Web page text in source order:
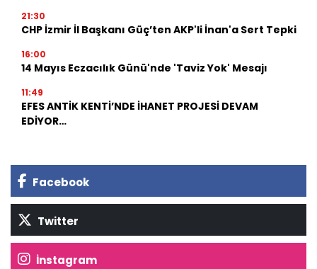
21:30
CHP İzmir İl Başkanı Güç’ten AKP'li İnan'a Sert Tepki
16:00
14 Mayıs Eczacılık Günü'nde 'Taviz Yok' Mesajı
11:49
EFES ANTİK KENTİ’NDE İHANET PROJESİ DEVAM
EDİYOR…
Facebook
Twitter
İnstagram